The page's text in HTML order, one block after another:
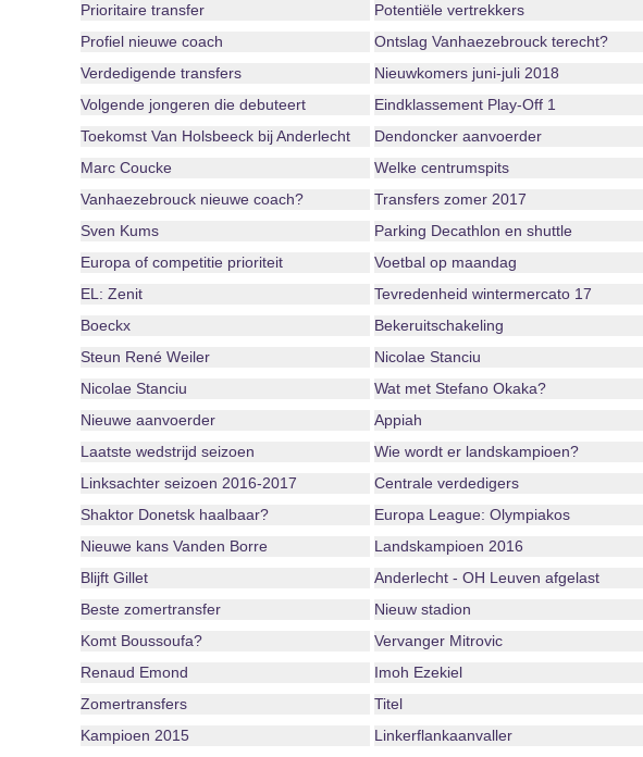
Prioritaire transfer
Potentiële vertrekkers
Profiel nieuwe coach
Ontslag Vanhaezebrouck terecht?
Verdedigende transfers
Nieuwkomers juni-juli 2018
Volgende jongeren die debuteert
Eindklassement Play-Off 1
Toekomst Van Holsbeeck bij Anderlecht
Dendoncker aanvoerder
Marc Coucke
Welke centrumspits
Vanhaezebrouck nieuwe coach?
Transfers zomer 2017
Sven Kums
Parking Decathlon en shuttle
Europa of competitie prioriteit
Voetbal op maandag
EL: Zenit
Tevredenheid wintermercato 17
Boeckx
Bekeruitschakeling
Steun René Weiler
Nicolae Stanciu
Nicolae Stanciu
Wat met Stefano Okaka?
Nieuwe aanvoerder
Appiah
Laatste wedstrijd seizoen
Wie wordt er landskampioen?
Linksachter seizoen 2016-2017
Centrale verdedigers
Shaktor Donetsk haalbaar?
Europa League: Olympiakos
Nieuwe kans Vanden Borre
Landskampioen 2016
Blijft Gillet
Anderlecht - OH Leuven afgelast
Beste zomertransfer
Nieuw stadion
Komt Boussoufa?
Vervanger Mitrovic
Renaud Emond
Imoh Ezekiel
Zomertransfers
Titel
Kampioen 2015
Linkerflankaanvaller